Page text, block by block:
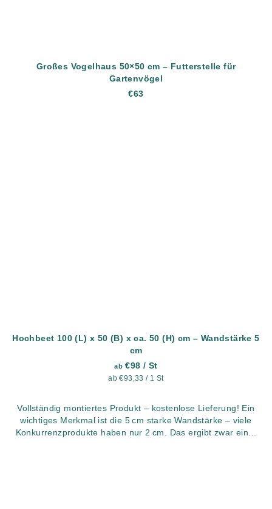
Großes Vogelhaus 50×50 cm – Futterstelle für
Gartenvögel
€63
Hochbeet 100 (L) x 50 (B) x ca. 50 (H) cm – Wandstärke 5
cm
ab €98/ St
Verkaufspreis:
ab €93,33 / 1 St
Vollständig montiertes Produkt – kostenlose Lieferung! Ein
wichtiges Merkmal ist die 5 cm starke Wandstärke – viele
Konkurrenzprodukte haben nur 2 cm. Das ergibt zwar ein...